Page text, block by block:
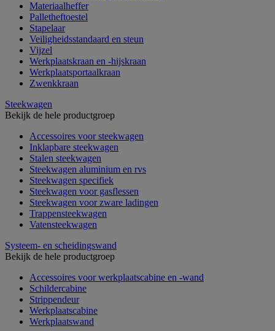
Materiaalheffer
Palletheftoestel
Stapelaar
Veiligheidsstandaard en steun
Vijzel
Werkplaatskraan en -hijskraan
Werkplaatsportaalkraan
Zwenkkraan
Steekwagen
Bekijk de hele productgroep
Accessoires voor steekwagen
Inklapbare steekwagen
Stalen steekwagen
Steekwagen aluminium en rvs
Steekwagen specifiek
Steekwagen voor gasflessen
Steekwagen voor zware ladingen
Trappensteekwagen
Vatensteekwagen
Systeem- en scheidingswand
Bekijk de hele productgroep
Accessoires voor werkplaatscabine en -wand
Schildercabine
Strippendeur
Werkplaatscabine
Werkplaatswand